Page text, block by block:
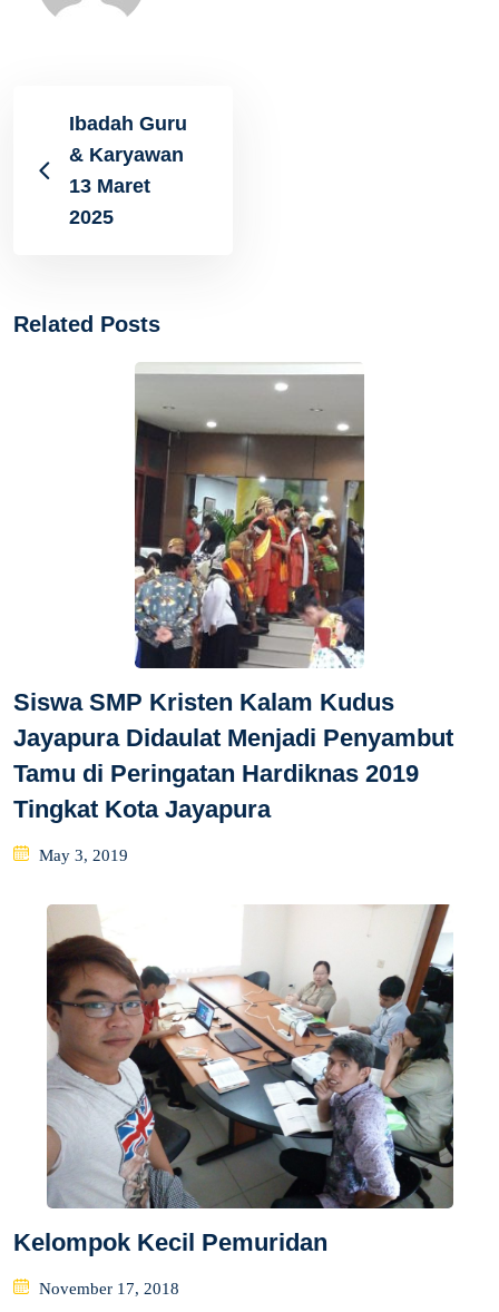
Ibadah Guru
& Karyawan
13 Maret
2025
Related Posts
Siswa SMP Kristen Kalam Kudus
Jayapura Didaulat Menjadi Penyambut
Tamu di Peringatan Hardiknas 2019
Tingkat Kota Jayapura
Posted
May 3, 2019
Kelompok Kecil Pemuridan
Posted
November 17, 2018